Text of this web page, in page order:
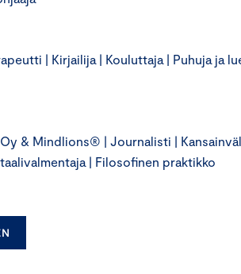
| Kirjailija | Kouluttaja | Puhuja ja
& Mindlions® | Journalisti |
| Filosofinen praktikko